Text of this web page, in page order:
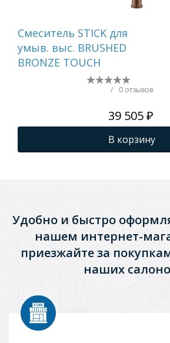
Смеситель STICK для
умыв. выс. BRUSHED
BRONZE TOUCH
/ 0 отзывов
39 505 ₽
В корзину
Удобно и быстро
нашем интернет-
приезжайте за
наших